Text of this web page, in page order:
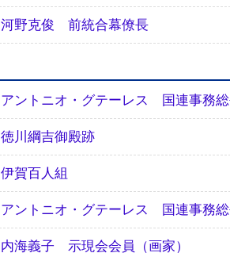
河野克俊 前統合幕僚長
アントニオ・グテーレス 国連事務
徳川綱吉御殿跡
伊賀百人組
アントニオ・グテーレス 国連事務
内海義子 示現会会員（画家）